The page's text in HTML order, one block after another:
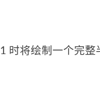
将绘制一个完整